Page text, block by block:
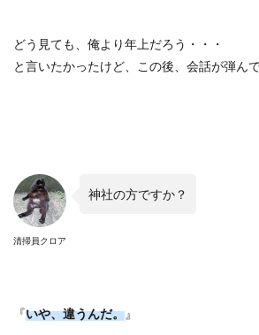
どう見ても、俺より年上だろう・・・
と言いたかったけど、この後、会話が弾んで
清掃員クロア
神社の方ですか？
『いや、違うんだ。』